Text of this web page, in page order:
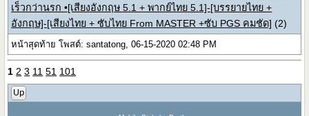
เร็วกว่านรก •[เสียงอังกฤษ 5.1 + พากย์ไทย 5.1]-[บรรยายไทย +
อังกฤษ]-[เสียงไทย + ซับไทย From MASTER +ซับ PGS คมชัด] (2)
หน้าสุดท้าย โพสต์: santatong, 06-15-2020 02:48 PM
1 2 3 11 51 101
Up